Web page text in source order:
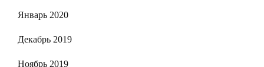
Январь 2020
Декабрь 2019
Ноябрь 2019